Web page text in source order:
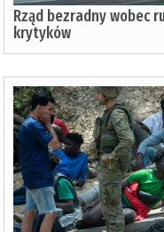
Rząd bezradny wobec
krytyków